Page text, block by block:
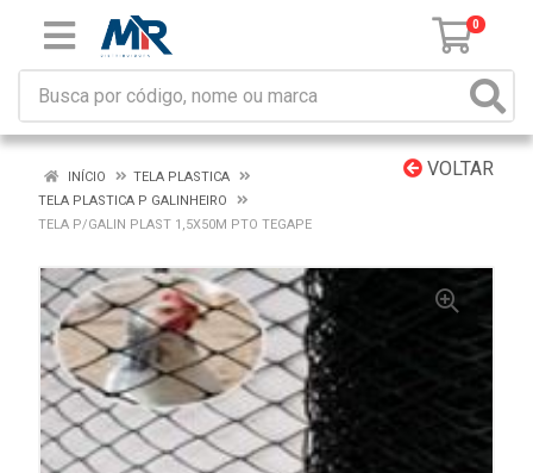
0
VOLTAR
INÍCIO
TELA PLASTICA
TELA PLASTICA P GALINHEIRO
TELA P/GALIN PLAST 1,5X50M PTO TEGAPE